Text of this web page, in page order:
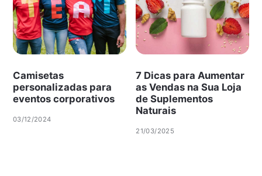
Camisetas
personalizadas para
eventos corporativos
03/12/2024
7 Dicas para Aumentar
as Vendas na Sua Loja
de Suplementos
Naturais
21/03/2025